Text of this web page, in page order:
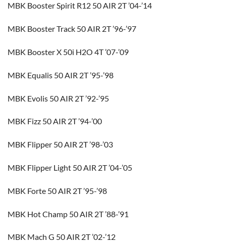
MBK Booster Spirit R12 50 AIR 2T ’04-’14
MBK Booster Track 50 AIR 2T ’96-’97
MBK Booster X 50i H2O 4T ’07-’09
MBK Equalis 50 AIR 2T ’95-’98
MBK Evolis 50 AIR 2T ’92-’95
MBK Fizz 50 AIR 2T ’94-’00
MBK Flipper 50 AIR 2T ’98-’03
MBK Flipper Light 50 AIR 2T ’04-’05
MBK Forte 50 AIR 2T ’95-’98
MBK Hot Champ 50 AIR 2T ’88-’91
MBK Mach G 50 AIR 2T ’02-’12